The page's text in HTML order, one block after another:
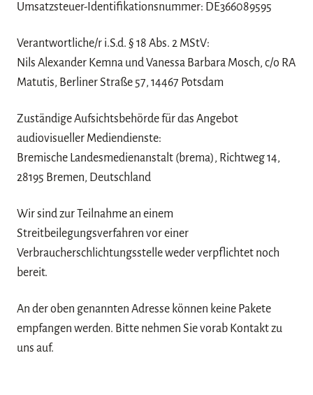
Umsatzsteuer-Identifikationsnummer: DE366089595
Verantwortliche/r i.S.d. § 18 Abs. 2 MStV:
Nils Alexander Kemna und Vanessa Barbara Mosch, c/o RA
Matutis, Berliner Straße 57, 14467 Potsdam
Zuständige Aufsichtsbehörde für das Angebot
audiovisueller Mediendienste:
Bremische Landesmedienanstalt (brema), Richtweg 14,
28195 Bremen, Deutschland
Wir sind zur Teilnahme an einem
Streitbeilegungsverfahren vor einer
Verbraucherschlichtungsstelle weder verpflichtet noch
bereit.
An der oben genannten Adresse können keine Pakete
empfangen werden. Bitte nehmen Sie vorab Kontakt zu
uns auf.